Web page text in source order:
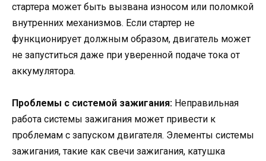
стартера может быть вызвана износом или поломкой
внутренних механизмов. Если стартер не
функционирует должным образом, двигатель может
не запуститься даже при уверенной подаче тока от
аккумулятора.
Проблемы с системой зажигания: Неправильная
работа системы зажигания может привести к
проблемам с запуском двигателя. Элементы системы
зажигания, такие как свечи зажигания, катушка